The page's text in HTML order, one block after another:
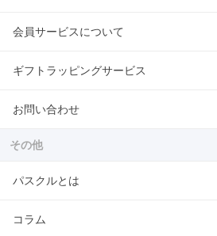
会員サービスについて
ギフトラッピングサービス
お問い合わせ
その他
パスクルとは
コラム